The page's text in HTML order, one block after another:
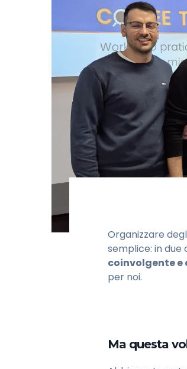
Organizzare
semplice: in due
coinvolgente e
per noi.
Ma questa